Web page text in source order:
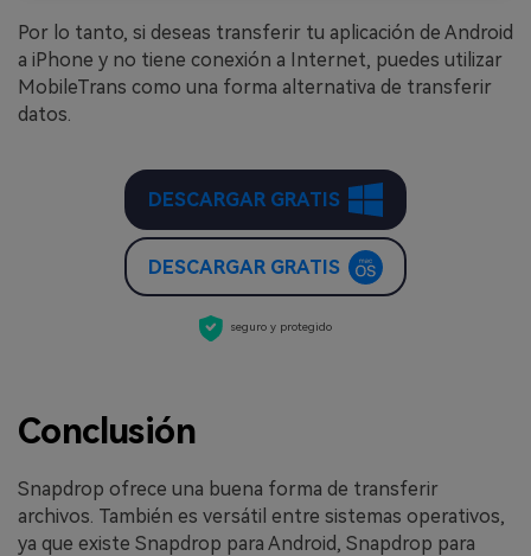
Por lo tanto, si deseas transferir tu aplicación de Android
a iPhone y no tiene conexión a Internet, puedes utilizar
MobileTrans como una forma alternativa de transferir
datos.
DESCARGAR GRATIS
DESCARGAR GRATIS
seguro y protegido
Conclusión
Snapdrop ofrece una buena forma de transferir
archivos. También es versátil entre sistemas operativos,
ya que existe Snapdrop para Android, Snapdrop para